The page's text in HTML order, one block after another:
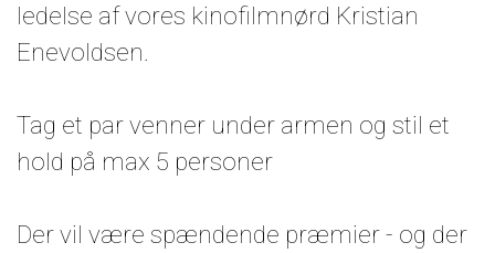
ledelse af vores kinofilmnørd Kristian
Enevoldsen.
Tag et par venner under armen og stil et
hold på max 5 personer
Der vil være spændende præmier - og der